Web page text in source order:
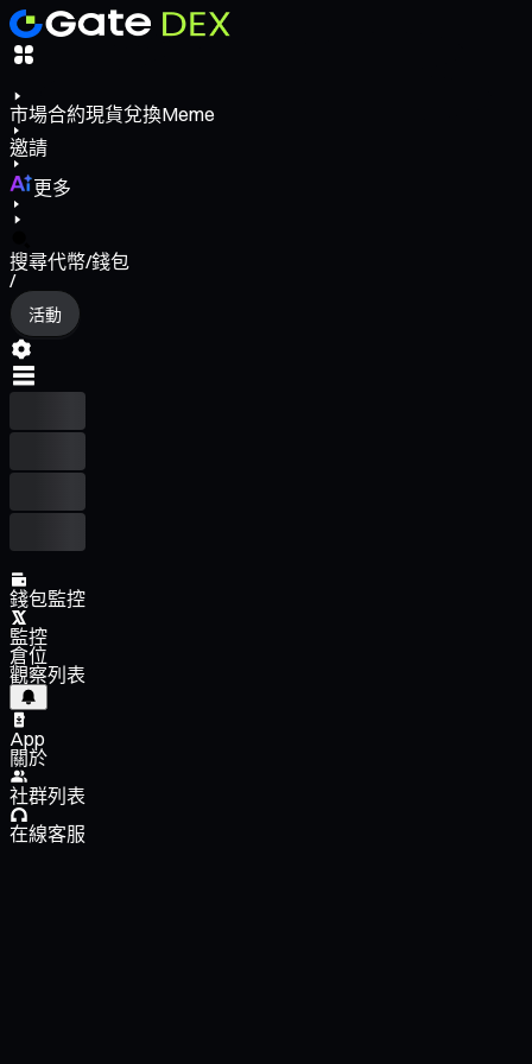
市場合約現貨兌換Meme
邀請
更多
搜尋代幣/錢包
/
活動
錢包監控
監控
倉位
觀察列表
App
關於
社群列表
在線客服